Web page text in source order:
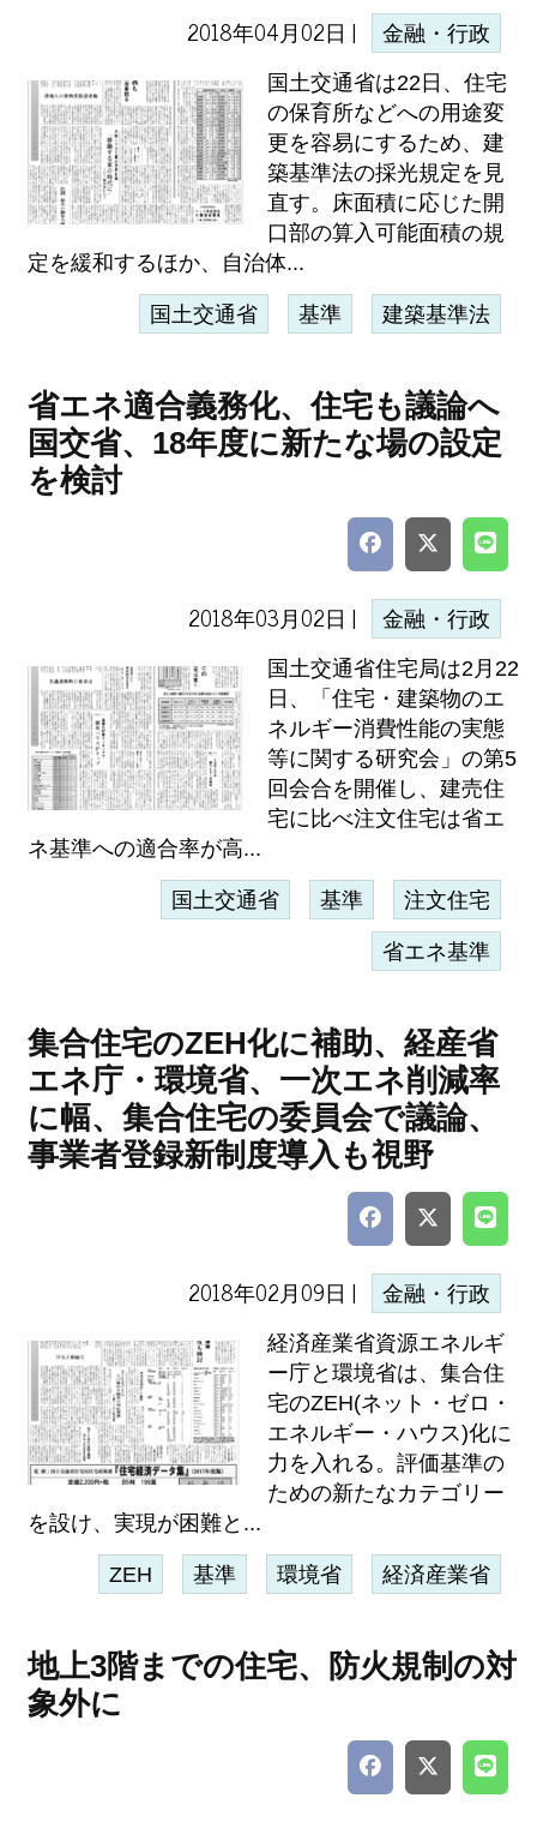
2018年04月02日 | 金融・行政
国土交通省は22日、住宅
の保育所などへの用途変
更を容易にするため、建
築基準法の採光規定を見
直す。床面積に応じた開
口部の算入可能面積の規
定を緩和するほか、自治体...
国土交通省 基準 建築基準法
省エネ適合義務化、住宅も議論へ
国交省、18年度に新たな場の設定
を検討
2018年03月02日 | 金融・行政
国土交通省住宅局は2月22
日、「住宅・建築物のエ
ネルギー消費性能の実態
等に関する研究会」の第5
回会合を開催し、建売住
宅に比べ注文住宅は省エ
ネ基準への適合率が高...
国土交通省 基準 注文住宅
省エネ基準
集合住宅のZEH化に補助、経産省
エネ庁・環境省、一次エネ削減率
に幅、集合住宅の委員会で議論、
事業者登録新制度導入も視野
2018年02月09日 | 金融・行政
経済産業省資源エネルギ
ー庁と環境省は、集合住
宅のZEH(ネット・ゼロ・
エネルギー・ハウス)化に
力を入れる。評価基準の
ための新たなカテゴリー
を設け、実現が困難と...
ZEH 基準 環境省 経済産業省
地上3階までの住宅、防火規制の対
象外に